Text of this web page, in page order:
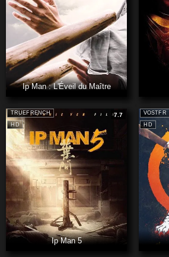
Ip Man : L'Éveil du Maître
HD
TRUEFRENCH 7.7
Ip Man 5
HD
VOSTFR